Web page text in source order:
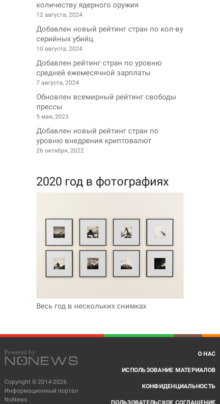
количеству ядерного оружия
12 августа, 2024
Добавлен новый рейтинг стран по кол-ву
серийных убийц
10 августа, 2024
Добавлен рейтинг стран по уровню
средней ежемесячной зарплаты
7 августа, 2024
Обновлен всемирный рейтинг свободы
прессы
5 мая, 2023
Добавлен новый рейтинг стран по
уровню внедрения криптовалют
26 октября, 2022
2020 год в фотографиях
Весь год в нескольких снимках
Copyright © 2014-2026
Информационный портал
NoNews
О НАС
ИСПОЛЬЗОВАНИЕ МАТЕРИАЛОВ
КОНФИДЕНЦИАЛЬНОСТЬ
ПОЛЬЗОВАТЕЛЬСКОЕ СОГЛАШЕНИЕ